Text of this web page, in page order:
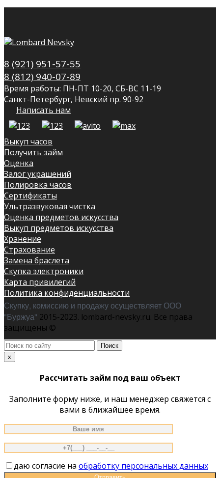
8 (921) 951-57-55
8 (812) 940-07-89
Время работы: ПН-ПТ 10-20, СБ-ВС 11-19
Санкт-Петербург, Невский пр. 90-92
Написать нам
Выкуп часов
Получить займ
Оценка
Залог украшений
Полировка часов
Сертификаты
Ультразвуковая чистка
Оценка предметов искусства
Выкуп предметов искусства
Хранение
Страхование
Замена браслета
Скупка электроники
Карта привилегий
Политика конфиденциальности
Скупку, комиссию и продажу осуществляет ООО
"Буржуа" 2015-2023. lombard-nevsky.ru. Все права
защищены ©
Поиск
по
x
Рассчитать займ под ваш объект
Заполните форму ниже, и наш менеджер свяжется с
вами в ближайшее время.
даю согласие на обработку персональных данных